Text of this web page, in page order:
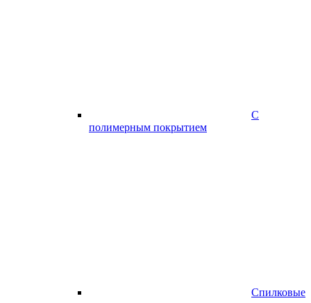
С
полимерным покрытием
Спилковые